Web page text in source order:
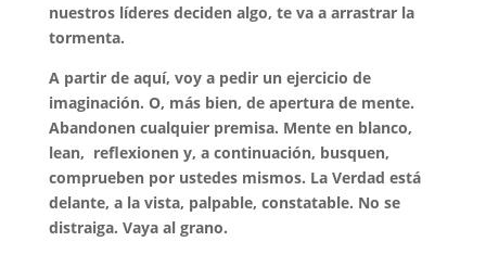
nuestros líderes deciden algo, te va a arrastrar la
tormenta.
A partir de aquí, voy a pedir un ejercicio de
imaginación. O, más bien, de apertura de mente.
Abandonen cualquier premisa. Mente en blanco,
lean, reflexionen y, a continuación, busquen,
comprueben por ustedes mismos. La Verdad está
delante, a la vista, palpable, constatable. No se
distraiga. Vaya al grano.